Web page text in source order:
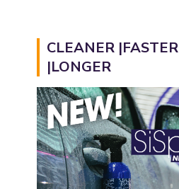
CLEANER |FASTER
|LONGER